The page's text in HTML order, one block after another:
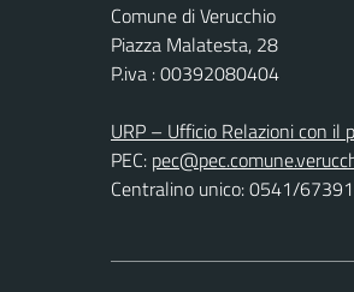
Comune di Verucchio
Piazza Malatesta, 28
P.iva : 00392080404
URP – Ufficio Relazioni con il
PEC:
Centralino unico: 0541/